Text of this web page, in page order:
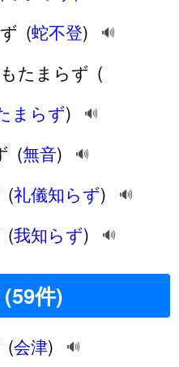
(蛇不登) 🔊
たまらず (
まらず) 🔊
(無音) 🔊
(礼儀知らず) 🔊
(我知らず) 🔊
件)
(会津) 🔊